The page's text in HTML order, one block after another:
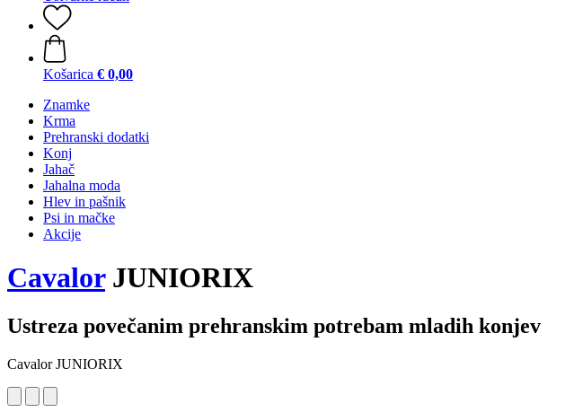
Košarica € 0,00
Znamke
Krma
Prehranski dodatki
Konj
Jahač
Jahalna moda
Hlev in pašnik
Psi in mačke
Akcije
CavalorJUNIORIX
Ustreza povečanim prehranskim potrebam mladih konjev
Cavalor JUNIORIX